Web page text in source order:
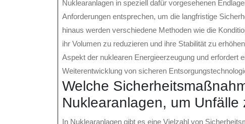
Nuklearanlagen in speziell dafür vorgesehenen
Anforderungen entsprechen, um die langfristige
hinaus werden verschiedene Methoden wie die
ihr Volumen zu reduzieren und ihre Stabilität zu
Aspekt der nuklearen Energieerzeugung und erfordert
Weiterentwicklung von sicheren
Welche
Nuklearanlagen, um Unfälle
In Nuklearanlagen gibt es eine Vielzahl von